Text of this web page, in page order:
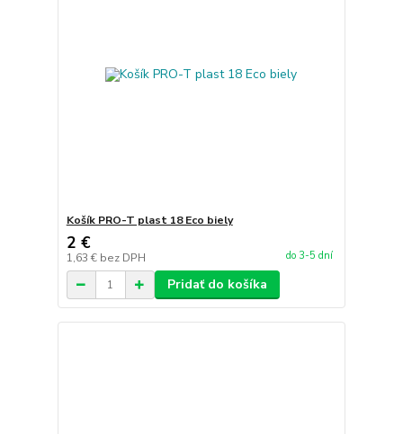
Košík PRO-T plast 18 Eco biely
2 €
1,63 € bez DPH do 3-5 dní
Pridať do košíka